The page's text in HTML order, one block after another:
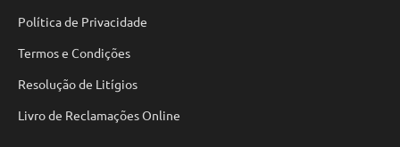
Política de Privacidade
Termos e Condições
Resolução de Litígios
Livro de Reclamações Online